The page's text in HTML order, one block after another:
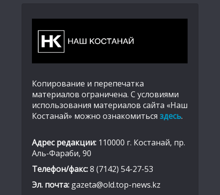
Копирование и перепечатка
материалов ограничена. С условиями
использования материалов сайта «Наш
Костанай» можно ознакомиться здесь.
Адрес редакции: 110000 г. Костанай, пр.
Аль-Фараби, 90
Телефон/факс:8 (7142) 54-27-53
Эл. почта: gazeta@old.top-news.kz